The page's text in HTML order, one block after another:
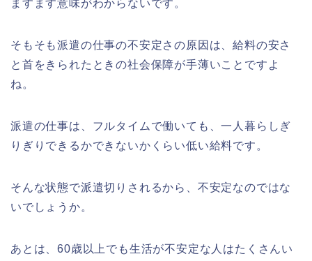
ますます意味がわからないです。
そもそも派遣の仕事の不安定さの原因は、給料の安さ
と首をきられたときの社会保障が手薄いことですよ
ね。
派遣の仕事は、フルタイムで働いても、一人暮らしぎ
りぎりできるかできないかくらい低い給料です。
そんな状態で派遣切りされるから、不安定なのではな
いでしょうか。
あとは、60歳以上でも生活が不安定な人はたくさんい